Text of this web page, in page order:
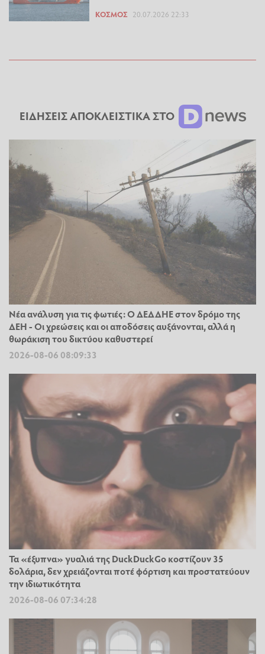
ΚΌΣΜΟΣ 20.07.2026 22:33
ΕΙΔΗΣΕΙΣ ΑΠΟΚΛΕΙΣΤΙΚΑ ΣΤΟ
Νέα ανάλυση για τις φωτιές: Ο ΔΕΔΔΗΕ στον δρόμο της
ΔΕΗ - Οι χρεώσεις και οι αποδόσεις αυξάνονται, αλλά η
θωράκιση του δικτύου καθυστερεί
2026-08-06 08:09:33
Τα «έξυπνα» γυαλιά της DuckDuckGo κοστίζουν 35
δολάρια, δεν χρειάζονται ποτέ φόρτιση και προστατεύουν
την ιδιωτικότητα
2026-08-06 07:34:28